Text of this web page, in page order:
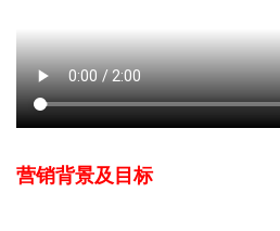
营销背景及目标